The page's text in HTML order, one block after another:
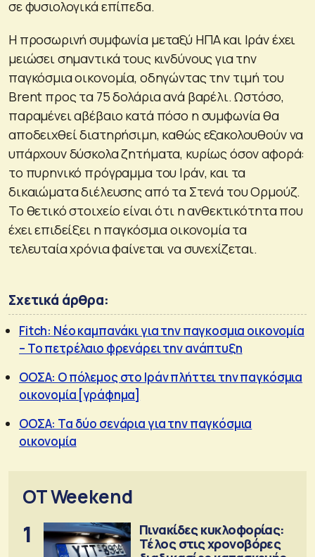
σε φυσιολογικά επίπεδα.
Η προσωρινή συμφωνία μεταξύ ΗΠΑ και Ιράν έχει
μειώσει σημαντικά τους κινδύνους για την
παγκόσμια οικονομία, οδηγώντας την τιμή του
Brent προς τα 75 δολάρια ανά βαρέλι. Ωστόσο,
παραμένει αβέβαιο κατά πόσο η συμφωνία θα
αποδειχθεί διατηρήσιμη, καθώς εξακολουθούν να
υπάρχουν δύσκολα ζητήματα, κυρίως όσον αφορά:
το πυρηνικό πρόγραμμα του Ιράν, και τα
δικαιώματα διέλευσης από τα Στενά του Ορμούζ.
Το θετικό στοιχείο είναι ότι η ανθεκτικότητα που
έχει επιδείξει η παγκόσμια οικονομία τα
τελευταία χρόνια φαίνεται να συνεχίζεται.
Σχετικά άρθρα:
Fitch: Νέο καμπανάκι για την παγκοσμια οικονομία
– Το πετρέλαιο φρενάρει την ανάπτυξη
ΟΟΣΑ: Ο πόλεμος στο Ιράν πλήττει την παγκόσμια
οικονομία [γράφημα]
ΟΟΣΑ: Τα δύο σενάρια για την παγκόσμια
οικονομία
OT Weekend
1
Πινακίδες κυκλοφορίας:
Τέλος στις χρονοβόρες